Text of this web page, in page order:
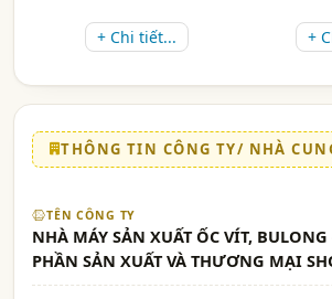
+ Chi tiết... +
THÔNG TIN CÔNG TY/ NHÀ
TÊN CÔNG TY
NHÀ MÁY SẢN XUẤT ỐC VÍT, BULONG
PHẦN SẢN XUẤT VÀ THƯƠNG MẠI